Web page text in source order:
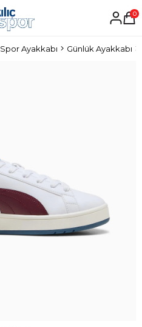
0
Spor Ayakkabı Günlük Ayakkabı